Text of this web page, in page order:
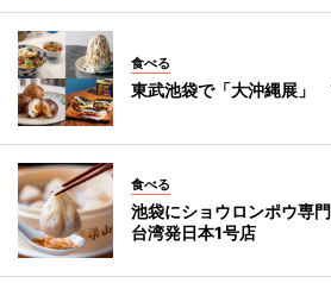
食べる
東武池袋で「大沖縄展」
食べる
池袋にショウロンポウ専
台湾発日本1号店